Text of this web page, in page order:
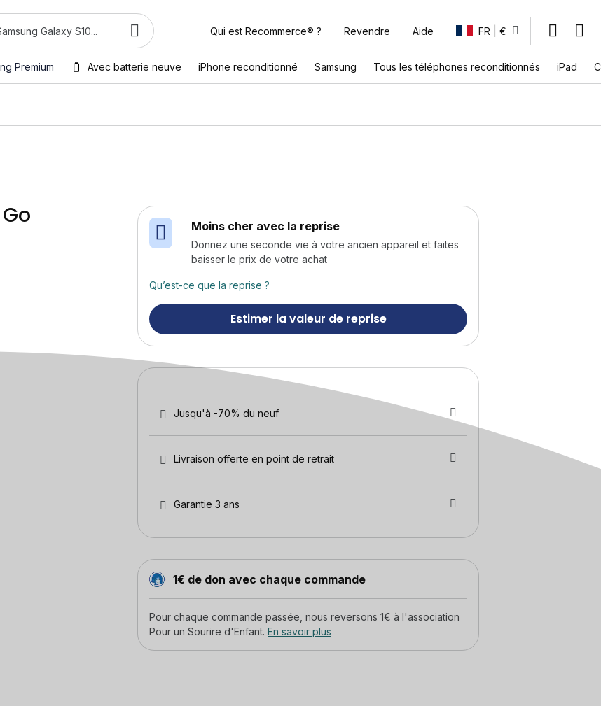
Qui est Recommerce® ? Revendre Aide FR | €
Premium Avec batterie neuve iPhone reconditionné Samsung Tous les téléphones reconditionnés iPad
Moins cher avec la reprise
Donnez une seconde vie à votre ancien appareil et faites
baisser le prix de votre achat
Qu’est-ce que la reprise ?
Estimer la valeur de reprise
Jusqu'à -70% du neuf
Livraison offerte en point de retrait
Garantie 3 ans
1€ de don avec chaque commande
Pour chaque commande passée, nous reversons 1€ à l'association
Pour un Sourire d'Enfant. En savoir plus